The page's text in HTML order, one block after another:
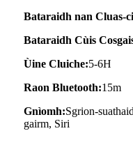
Bataraidh nan Cluas-
Bataraidh Cùis
Ùine Cluiche:5-6H
Raon Bluetooth:15m
Gnìomh:Sgrion-
gairm, Siri